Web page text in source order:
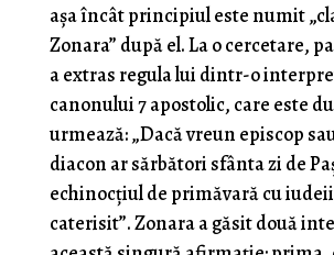
așa încât principiul este numit
Zonara” după el. La o cercetare,
a extras regula lui dintr-o
canonului 7 apostolic, care este
urmează: „Dacă vreun episcop
diacon ar sărbători sfânta zi de
echinocțiul de primăvară cu
caterisit”. Zonara a găsit două